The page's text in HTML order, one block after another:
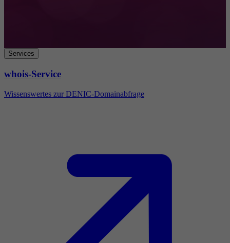
Services
whois-Service
Wissenswertes zur DENIC-Domainabfrage